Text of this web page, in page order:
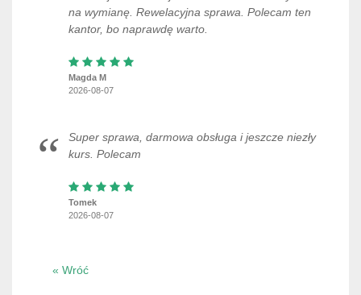
na wymianę. Rewelacyjna sprawa. Polecam ten
kantor, bo naprawdę warto.
Magda M
2026-08-07
Super sprawa, darmowa obsługa i jeszcze niezły
kurs. Polecam
Tomek
2026-08-07
« Wróć